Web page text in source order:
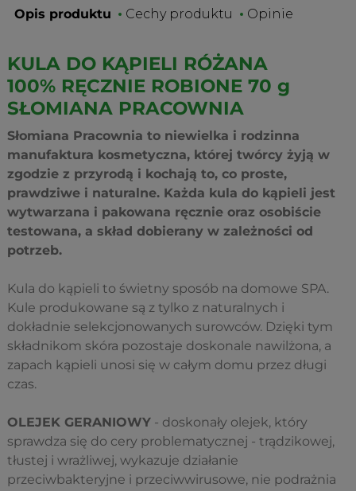
Opis produktu Cechy produktu Opinie
KULA DO KĄPIELI RÓŻANA
100% RĘCZNIE ROBIONE 70 g
SŁOMIANA PRACOWNIA
Słomiana Pracownia to niewielka i rodzinna
manufaktura kosmetyczna, której twórcy żyją w
zgodzie z przyrodą i kochają to, co proste,
prawdziwe i naturalne. Każda kula do kąpieli jest
wytwarzana i pakowana ręcznie oraz osobiście
testowana, a skład dobierany w zależności od
potrzeb.
Kula do kąpieli to świetny sposób na domowe SPA.
Kule produkowane są z tylko z naturalnych i
dokładnie selekcjonowanych surowców. Dzięki tym
składnikom skóra pozostaje doskonale nawilżona, a
zapach kąpieli unosi się w całym domu przez długi
czas.
OLEJEK GERANIOWY - doskonały olejek, który
sprawdza się do cery problematycznej - trądzikowej,
tłustej i wrażliwej, wykazuje działanie
przeciwbakteryjne i przeciwwirusowe, nie podrażnia